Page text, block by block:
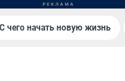
С чего начать новую жизнь